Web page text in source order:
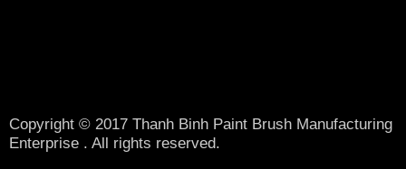
Copyright © 2017 Thanh Binh Paint Brush Manufacturing
Enterprise . All rights reserved.